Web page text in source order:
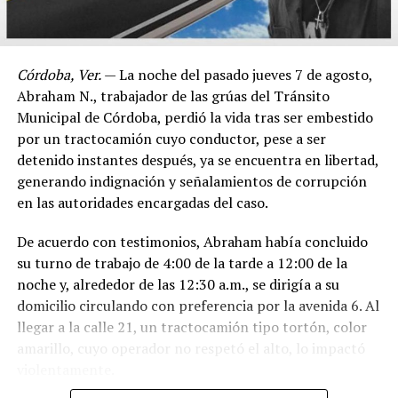
Córdoba, Ver.— La noche del pasado jueves 7 de agosto,
Abraham N., trabajador de las grúas del Tránsito
Municipal de Córdoba, perdió la vida tras ser embestido
por un tractocamión cuyo conductor, pese a ser
detenido instantes después, ya se encuentra en libertad,
generando indignación y señalamientos de corrupción
en las autoridades encargadas del caso.
De acuerdo con testimonios, Abraham había concluido
su turno de trabajo de 4:00 de la tarde a 12:00 de la
noche y, alrededor de las 12:30 a.m., se dirigía a su
domicilio circulando con preferencia por la avenida 6. Al
llegar a la calle 21, un tractocamión tipo tortón, color
amarillo, cuyo operador no respetó el alto, lo impactó